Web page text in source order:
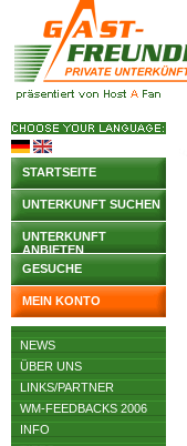
STARTSEITE
UNTERKUNFT SUCHEN
UNTERKUNFT
ANBIETEN
GESUCHE
MEIN KONTO
NEWS
ÜBER UNS
LINKS/PARTNER
WM-FEEDBACKS 2006
INFO